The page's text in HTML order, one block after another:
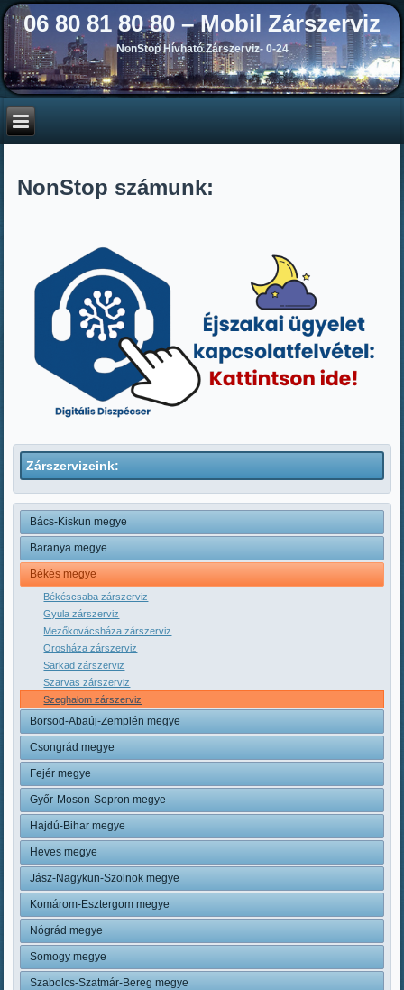
06 80 81 80 80 – Mobil Zárszerviz
NonStop Hívható Zárszerviz- 0-24
NonStop számunk:
Zárszervizeink:
Bács-Kiskun megye
Baranya megye
Békés megye
Békéscsaba zárszerviz
Gyula zárszerviz
Mezőkovácsháza zárszerviz
Orosháza zárszerviz
Sarkad zárszerviz
Szarvas zárszerviz
Szeghalom zárszerviz
Borsod-Abaúj-Zemplén megye
Csongrád megye
Fejér megye
Győr-Moson-Sopron megye
Hajdú-Bihar megye
Heves megye
Jász-Nagykun-Szolnok megye
Komárom-Esztergom megye
Nógrád megye
Somogy megye
Szabolcs-Szatmár-Bereg megye